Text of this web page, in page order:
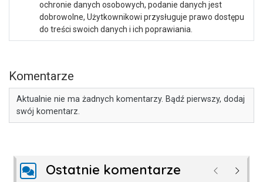
ochronie danych osobowych, podanie danych jest
dobrowolne, Użytkownikowi przysługuje prawo dostępu
do treści swoich danych i ich poprawiania.
Komentarze
Aktualnie nie ma żadnych komentarzy. Bądź pierwszy, dodaj
swój komentarz.
Ostatnie komentarze Poprzednie